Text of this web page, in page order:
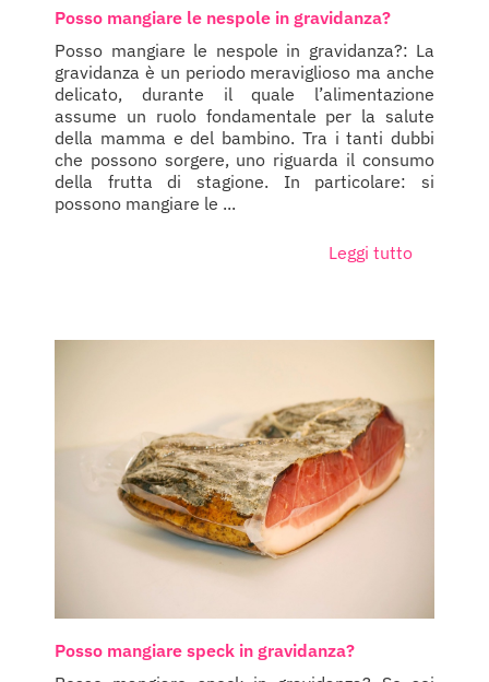
Posso mangiare le nespole in gravidanza?
Posso mangiare le nespole in gravidanza?: La
gravidanza è un periodo meraviglioso ma anche
delicato, durante il quale l’alimentazione
assume un ruolo fondamentale per la salute
della mamma e del bambino. Tra i tanti dubbi
che possono sorgere, uno riguarda il consumo
della frutta di stagione. In particolare: si
possono mangiare le ...
Leggi tutto
Posso mangiare speck in gravidanza?